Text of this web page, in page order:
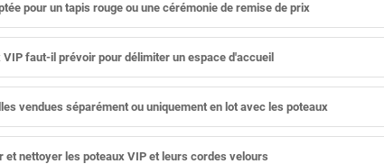
pour un tapis rouge ou une cérémonie de remise de prix
VIP faut-il prévoir pour délimiter un espace d'accueil
vendues séparément ou uniquement en lot avec les poteaux
et nettoyer les poteaux VIP et leurs cordes velours